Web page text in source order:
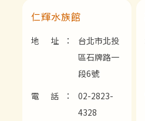
仁輝水族館
地 址：
台北市北投
區石牌路一
段6號
電 話：
02-2823-
4328